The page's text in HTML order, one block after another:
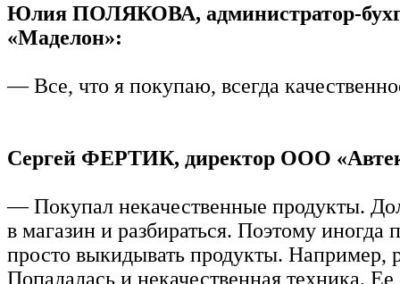
Юлия ПОЛЯКОВА, администратор-
«Маделон»:
— Все, что я покупаю, всегда
Сергей ФЕРТИК, директор ООО
— Покупал некачественные продукты.
в магазин и разбираться. Поэтому иногда
просто выкидывать продукты. Например,
Попадалась и некачественная техника. Ее